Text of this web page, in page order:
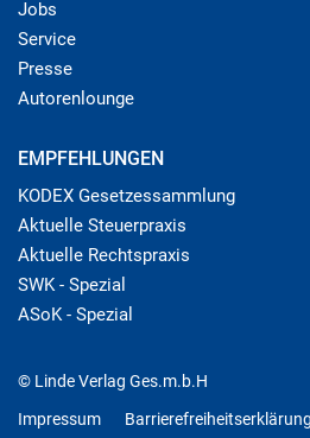
Jobs
Service
Presse
Autorenlounge
EMPFEHLUNGEN
KODEX Gesetzessammlung
Aktuelle Steuerpraxis
Aktuelle Rechtspraxis
SWK - Spezial
ASoK - Spezial
© Linde Verlag Ges.m.b.H
Impressum
Barrierefreiheitserklärung